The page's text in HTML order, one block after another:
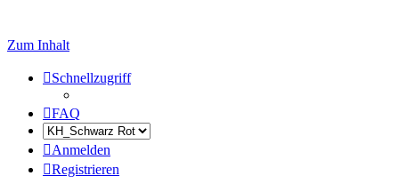
Zum Inhalt
Schnellzugriff
FAQ
Anmelden
Registrieren